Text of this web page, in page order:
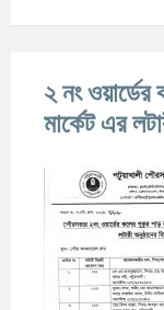
২ নং
মার্কেট এর